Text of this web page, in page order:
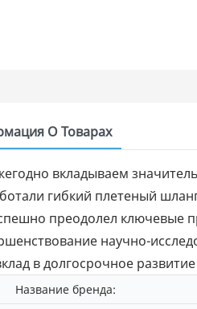
О Товарах
вкладываем
гибкий плетеный
преодолел
научно-
в долгосрочное
Название бренда: